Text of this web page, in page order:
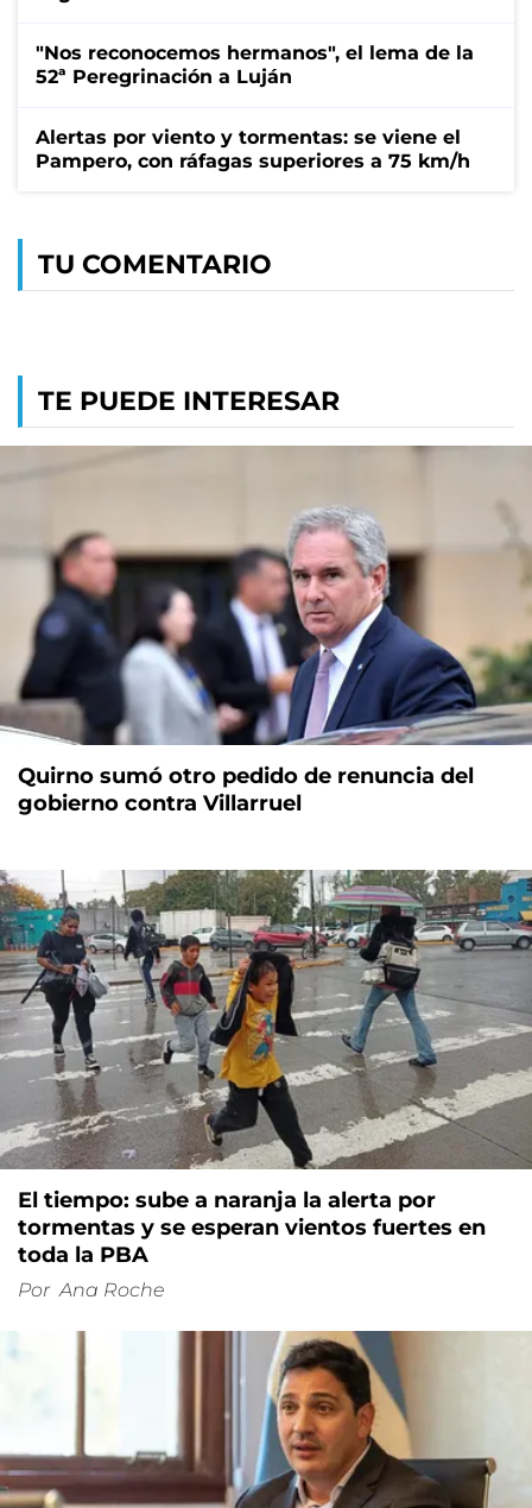
"Nos reconocemos hermanos", el lema de la
52ª Peregrinación a Luján
Alertas por viento y tormentas: se viene el
Pampero, con ráfagas superiores a 75 km/h
TU COMENTARIO
TE PUEDE INTERESAR
Quirno sumó otro pedido de renuncia del
gobierno contra Villarruel
El tiempo: sube a naranja la alerta por
tormentas y se esperan vientos fuertes en
toda la PBA
Por Ana Roche